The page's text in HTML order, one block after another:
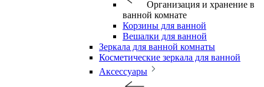
Организация и хранение в
ванной комнате
Корзины для ванной
Вешалки для ванной
Зеркала для ванной комнаты
Косметические зеркала для ванной
Аксессуары